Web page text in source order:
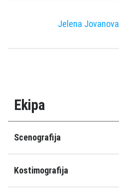
Jelena Jovanova
Ekipa
Scenografija
Kostimografija